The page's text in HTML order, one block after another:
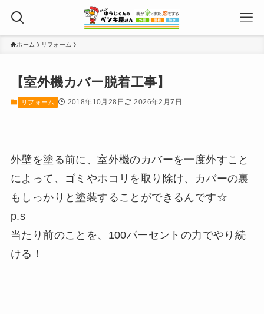
ホーム リフォーム
【室外機カバー脱着工事】
リフォーム 2018年10月28日 2026年2月7日
外壁を塗る前に、室外機のカバーを一度外すこと
によって、ゴミやホコリを取り除け、カバーの裏
もしっかりと塗装することができるんです☆
p.s
当たり前のことを、100パーセントの力でやり続
ける！